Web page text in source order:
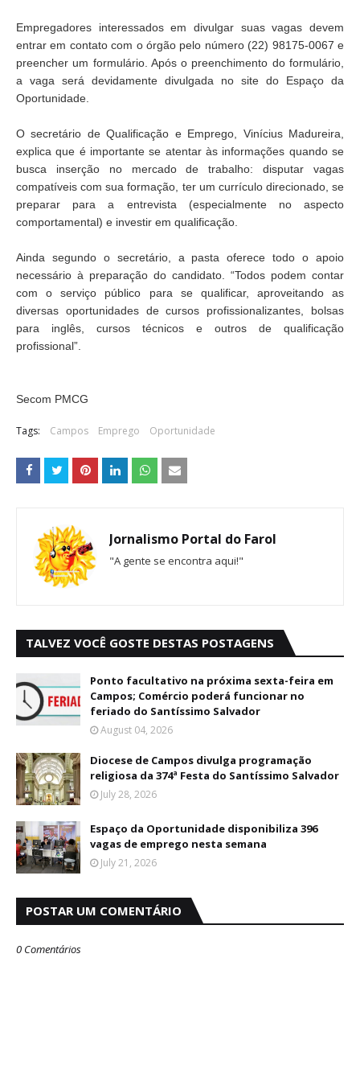
Empregadores interessados em divulgar suas vagas devem
entrar em contato com o órgão pelo número (22) 98175-0067 e
preencher um formulário. Após o preenchimento do formulário,
a vaga será devidamente divulgada no site do Espaço da
Oportunidade.
O secretário de Qualificação e Emprego, Vinícius Madureira,
explica que é importante se atentar às informações quando se
busca inserção no mercado de trabalho: disputar vagas
compatíveis com sua formação, ter um currículo direcionado, se
preparar para a entrevista (especialmente no aspecto
comportamental) e investir em qualificação.
Ainda segundo o secretário, a pasta oferece todo o apoio
necessário à preparação do candidato. “Todos podem contar
com o serviço público para se qualificar, aproveitando as
diversas oportunidades de cursos profissionalizantes, bolsas
para inglês, cursos técnicos e outros de qualificação
profissional”.
Secom PMCG
Tags: Campos Emprego Oportunidade
Jornalismo Portal do Farol
"A gente se encontra aqui!"
TALVEZ VOCÊ GOSTE DESTAS POSTAGENS
Ponto facultativo na próxima sexta-feira em
Campos; Comércio poderá funcionar no
feriado do Santíssimo Salvador
August 04, 2026
Diocese de Campos divulga programação
religiosa da 374ª Festa do Santíssimo Salvador
July 28, 2026
Espaço da Oportunidade disponibiliza 396
vagas de emprego nesta semana
July 21, 2026
POSTAR UM COMENTÁRIO
0 Comentários